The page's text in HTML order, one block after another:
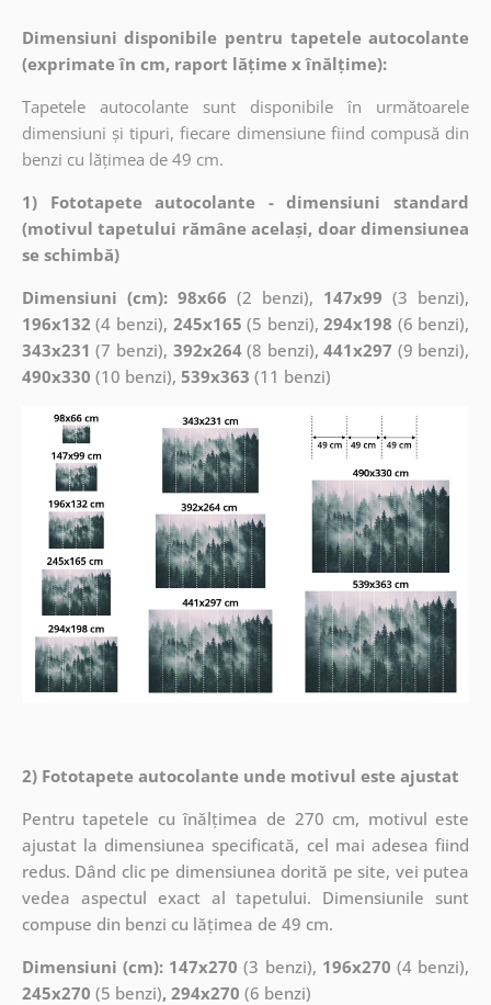
Dimensiuni disponibile pentru tapetele autocolante
(exprimate în cm, raport lățime x înălțime):
Tapetele autocolante sunt disponibile în următoarele
dimensiuni și tipuri, fiecare dimensiune fiind compusă din
benzi cu lățimea de 49 cm.
1) Fototapete autocolante - dimensiuni standard
(motivul tapetului rămâne același, doar dimensiunea
se schimbă)
Dimensiuni (cm): 98x66 (2 benzi), 147x99 (3 benzi),
196x132 (4 benzi), 245x165 (5 benzi),294x198 (6 benzi),
343x231 (7 benzi), 392x264(8 benzi),441x297 (9 benzi),
490x330 (10 benzi), 539x363 (11 benzi)
2) Fototapete autocolante unde motivul este ajustat
Pentru tapetele cu înălțimea de 270 cm, motivul este
ajustat la dimensiunea specificată, cel mai adesea fiind
redus. Dând clic pe dimensiunea dorită pe site, vei putea
vedea aspectul exact al tapetului. Dimensiunile sunt
compuse din benzi cu lățimea de 49 cm.
Dimensiuni (cm): 147x270 (3 benzi), 196x270 (4 benzi),
245x270 (5 benzi), 294x270 (6 benzi)